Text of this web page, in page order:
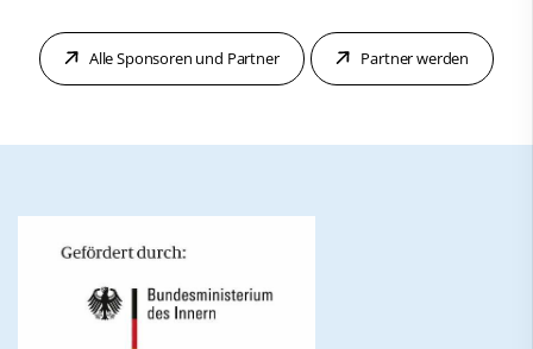
Alle Sponsoren und Partner Partner werden